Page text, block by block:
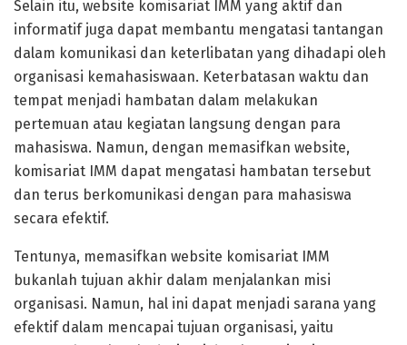
Selain itu, website komisariat IMM yang aktif dan
informatif juga dapat membantu mengatasi tantangan
dalam komunikasi dan keterlibatan yang dihadapi oleh
organisasi kemahasiswaan. Keterbatasan waktu dan
tempat menjadi hambatan dalam melakukan
pertemuan atau kegiatan langsung dengan para
mahasiswa. Namun, dengan memasifkan website,
komisariat IMM dapat mengatasi hambatan tersebut
dan terus berkomunikasi dengan para mahasiswa
secara efektif.
Tentunya, memasifkan website komisariat IMM
bukanlah tujuan akhir dalam menjalankan misi
organisasi. Namun, hal ini dapat menjadi sarana yang
efektif dalam mencapai tujuan organisasi, yaitu